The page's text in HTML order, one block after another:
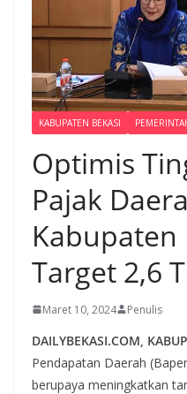
KABUPATEN BEKASI
Optimis
Pajak
Kabupaten
Target 2,6
Maret 10, 2024 Penulis
DAILYBEKASI.COM,
Pendapatan Daerah
berupaya meningkatkan